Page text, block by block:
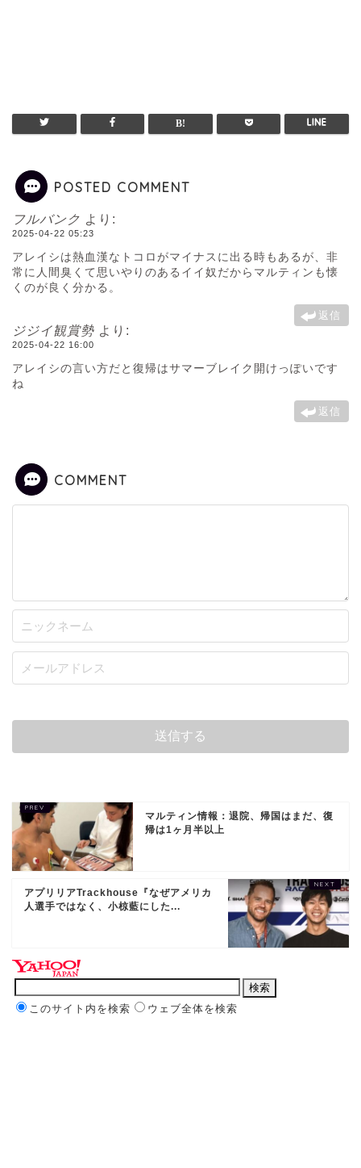
POSTED COMMENT
フルバンク より:
2025-04-22 05:23
アレイシは熱血漢なトコロがマイナスに出る時もあるが、非
常に人間臭くて思いやりのあるイイ奴だからマルティンも懐
くのが良く分かる。
返信
ジジイ観賞勢 より:
2025-04-22 16:00
アレイシの言い方だと復帰はサマーブレイク開けっぽいです
ね
返信
COMMENT
マルティン情報：退院、帰国はまだ、復
帰は1ヶ月半以上
アプリリアTrackhouse『なぜアメリカ
人選手ではなく、小椋藍にした...
このサイト内を検索 ウェブ全体を検索